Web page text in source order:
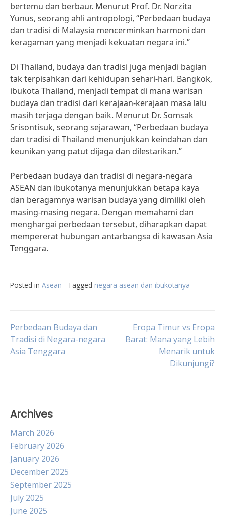
bertemu dan berbaur. Menurut Prof. Dr. Norzita
Yunus, seorang ahli antropologi, “Perbedaan budaya
dan tradisi di Malaysia mencerminkan harmoni dan
keragaman yang menjadi kekuatan negara ini.”
Di Thailand, budaya dan tradisi juga menjadi bagian
tak terpisahkan dari kehidupan sehari-hari. Bangkok,
ibukota Thailand, menjadi tempat di mana warisan
budaya dan tradisi dari kerajaan-kerajaan masa lalu
masih terjaga dengan baik. Menurut Dr. Somsak
Srisontisuk, seorang sejarawan, “Perbedaan budaya
dan tradisi di Thailand menunjukkan keindahan dan
keunikan yang patut dijaga dan dilestarikan.”
Perbedaan budaya dan tradisi di negara-negara
ASEAN dan ibukotanya menunjukkan betapa kaya
dan beragamnya warisan budaya yang dimiliki oleh
masing-masing negara. Dengan memahami dan
menghargai perbedaan tersebut, diharapkan dapat
mempererat hubungan antarbangsa di kawasan Asia
Tenggara.
Posted in Asean Tagged negara asean dan ibukotanya
Post
navigation
Perbedaan Budaya dan
Tradisi di Negara-negara
Asia Tenggara
Eropa Timur vs Eropa
Barat: Mana yang Lebih
Menarik untuk
Dikunjungi?
Archives
March 2026
February 2026
January 2026
December 2025
September 2025
July 2025
June 2025